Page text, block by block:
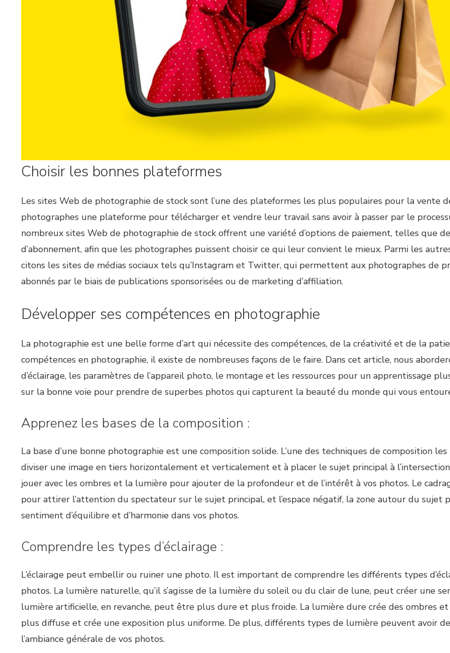
Choisir les bonnes plateformes
Les sites Web de photographie de stock sont l’une des plateformes les plus populaires pour la vente
photographes une plateforme pour télécharger et vendre leur travail sans avoir à passer par le
nombreux sites Web de photographie de stock offrent une variété d’options de paiement, telles que
d’abonnement, afin que les photographes puissent choisir ce qui leur convient le mieux. Parmi les
citons les sites de médias sociaux tels qu’Instagram et Twitter, qui permettent aux photographes de
abonnés par le biais de publications sponsorisées ou de marketing d’affiliation.
Développer ses compétences en photographie
La photographie est une belle forme d’art qui nécessite des compétences, de la créativité et de la
compétences en photographie, il existe de nombreuses façons de le faire. Dans cet article, nous
d’éclairage, les paramètres de l’appareil photo, le montage et les ressources pour un apprentissage
sur la bonne voie pour prendre de superbes photos qui capturent la beauté du monde qui vous
Apprenez les bases de la composition :
La base d’une bonne photographie est une composition solide. L’une des techniques de composition
diviser une image en tiers horizontalement et verticalement et à placer le sujet principal à
jouer avec les ombres et la lumière pour ajouter de la profondeur et de l’intérêt à vos photos. Le
pour attirer l’attention du spectateur sur le sujet principal, et l’espace négatif, la zone autour du
sentiment d’équilibre et d’harmonie dans vos photos.
Comprendre les types d’éclairage :
L’éclairage peut embellir ou ruiner une photo. Il est important de comprendre les différents types
photos. La lumière naturelle, qu’il s’agisse de la lumière du soleil ou du clair de lune, peut créer une
lumière artificielle, en revanche, peut être plus dure et plus froide. La lumière dure crée des ombres
plus diffuse et crée une exposition plus uniforme. De plus, différents types de lumière peuvent avoir
l’ambiance générale de vos photos.